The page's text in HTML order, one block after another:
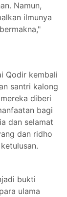
Namun,
ilmunya
Qodir kembali
santri kalong
diberi
bagi
dan selamat
dan ridho
bukti
ulama